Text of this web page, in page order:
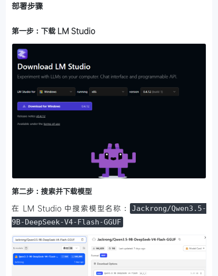
部署步骤
第一步：下载 LM Studio
第二步：搜索并下载模型
在 LM Studio 中搜索模型名称：
Jackrong/Qwen3.5-
9B-DeepSeek-V4-Flash-GGUF